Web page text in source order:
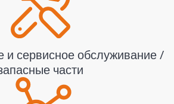
и сервисное обслуживание /
части